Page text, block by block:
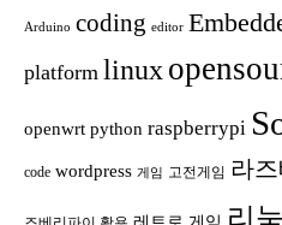
Arduino coding editor
platform linux
openwrt python raspberrypi
code wordpress 게임 고전게임 라즈
리